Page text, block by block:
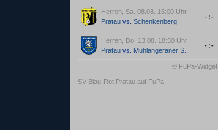
Herren, Sa. 08.08. 15:00 Uhr
Pratauvs. Schenkenberg
-:-
Herren, Do. 13.08. 18:30 Uhr
Pratauvs. Mühlangeraner S...
-:-
© FuPa-Widget
SV Blau-Rot Pratau auf FuPa